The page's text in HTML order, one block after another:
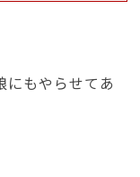
にもやらせてあ